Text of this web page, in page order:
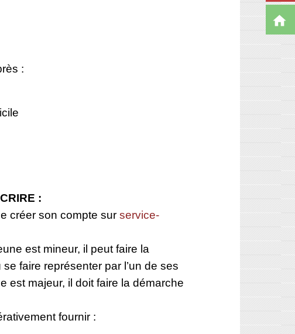
:
:
créer son compte sur service-
est mineur, il peut faire la
faire représenter par l’un de ses
est majeur, il doit faire la démarche
fournir :
home